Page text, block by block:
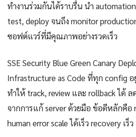
ทำงานร่วมกันได้ราบรื่น นำ
test, deploy จนถึง monitor
ซอฟต์แวร์ที่มีคุณภาพอย่างรวดเร็ว
SSE Security Blue Green Canary
Infrastructure as Code ที่ทุก config
ทำให้ track, review และ rollback ได้
จากการแก้ server ด้วยมือ ข้อดีหลักคือ
human error scale ได้เร็ว recovery เร็ว